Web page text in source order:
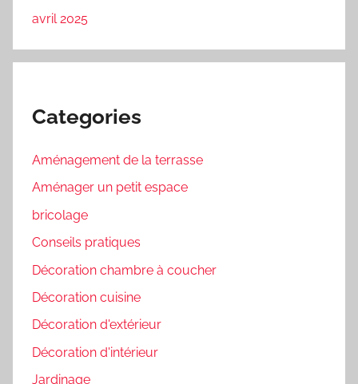
avril 2025
Categories
Aménagement de la terrasse
Aménager un petit espace
bricolage
Conseils pratiques
Décoration chambre à coucher
Décoration cuisine
Décoration d'extérieur
Décoration d'intérieur
Jardinage